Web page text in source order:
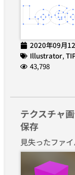
2020年09月
Illustrator,
43,798
テクスチャ
保存
見失ったファ